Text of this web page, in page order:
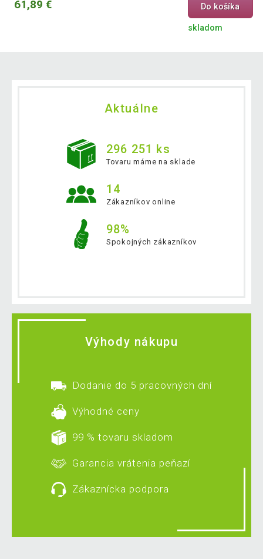
61,89 € Do košíka
skladom
Aktuálne
296 251 ks
Tovaru máme na sklade
14
Zákazníkov online
98%
Spokojných zákazníkov
Výhody nákupu
Dodanie do 5 pracovných dní
Výhodné ceny
99 % tovaru skladom
Garancia vrátenia peňazí
Zákaznícka podpora